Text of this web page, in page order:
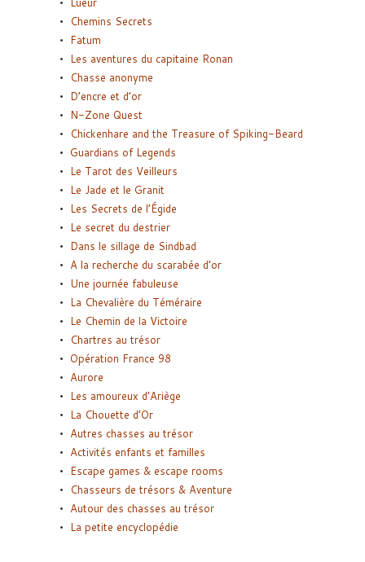
Chemins Secrets
Fatum
Les aventures du capitaine Ronan
Chasse anonyme
D’encre et d’or
N-Zone Quest
Chickenhare and the Treasure of Spiking-Beard
Guardians of Legends
Le Tarot des Veilleurs
Le Jade et le Granit
Les Secrets de l’Égide
Le secret du destrier
Dans le sillage de Sindbad
A la recherche du scarabée d’or
Une journée fabuleuse
La Chevalière du Téméraire
Le Chemin de la Victoire
Chartres au trésor
Opération France 98
Aurore
Les amoureux d’Ariège
La Chouette d’Or
Autres chasses au trésor
Activités enfants et familles
Escape games & escape rooms
Chasseurs de trésors & Aventure
Autour des chasses au trésor
La petite encyclopédie